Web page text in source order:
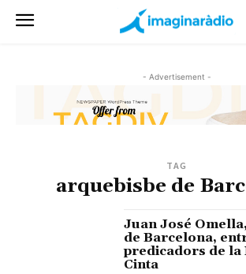
- Advertisement -
TAG
arquebisbe de
Juan José
de Barcelona,
predicadors de la
Cinta